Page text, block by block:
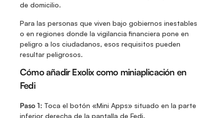
de domicilio.
Para las personas que viven bajo gobiernos inestables
o en regiones donde la vigilancia financiera pone en
peligro a los ciudadanos, esos requisitos pueden
resultar peligrosos.
Cómo añadir Exolix como miniaplicación en
Fedi
Paso 1: Toca el botón «Mini Apps» situado en la parte
inferior derecha de la pantalla de Fedi.